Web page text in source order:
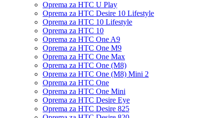
Oprema za HTC U Play
Oprema za HTC Desire 10 Lifestyle
Oprema za HTC 10 Lifestyle
Oprema za HTC 10
Oprema za HTC One A9
Oprema za HTC One M9
Oprema za HTC One Max
Oprema za HTC One (M8)
Oprema za HTC One (M8) Mini 2
Oprema za HTC One
Oprema za HTC One Mini
Oprema za HTC Desire Eye
Oprema za HTC Desire 825